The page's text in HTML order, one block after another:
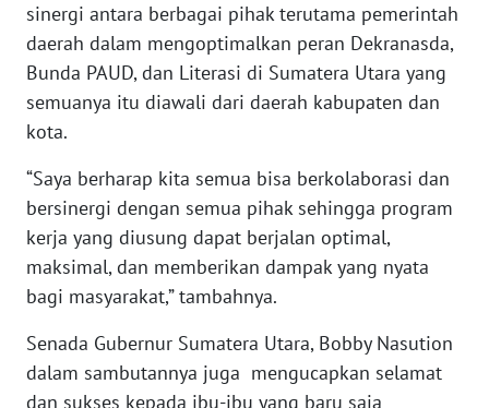
sinergi antara berbagai pihak terutama pemerintah
daerah dalam mengoptimalkan peran Dekranasda,
Bunda PAUD, dan Literasi di Sumatera Utara yang
semuanya itu diawali dari daerah kabupaten dan
kota.
“Saya berharap kita semua bisa berkolaborasi dan
bersinergi dengan semua pihak sehingga program
kerja yang diusung dapat berjalan optimal,
maksimal, dan memberikan dampak yang nyata
bagi masyarakat,” tambahnya.
Senada Gubernur Sumatera Utara, Bobby Nasution
dalam sambutannya juga mengucapkan selamat
dan sukses kepada ibu-ibu yang baru saja
WN
SUMBAR
SUMSEL
WN
BENGKULU
WN
LAMPUNG
WN
JATENG